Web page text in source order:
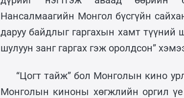
Нансалмаагийн Монгол бүсгүйн
даруу байдлыг гаргахын хамт түүний
шулуун занг гаргах гэж оролдсон”
“Цогт тайж” бол Монголын кино
Монголын киноны хөгжлийн оргил